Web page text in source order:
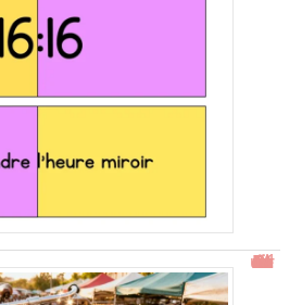
Gtrouve : Les Meilleures Annonces Gratuites à Découvrir